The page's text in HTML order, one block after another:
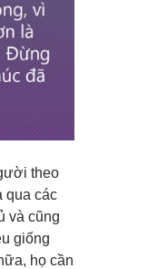
theo
qua các
và cũng
giống
họ cần